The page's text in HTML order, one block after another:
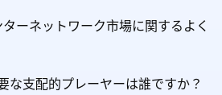
ーネットワーク市場に関するよく
な支配的プレーヤーは誰ですか？